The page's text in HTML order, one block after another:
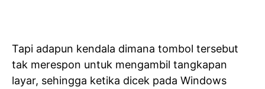
Tapi adapun kendala dimana tombol tersebut
tak merespon untuk mengambil tangkapan
layar, sehingga ketika dicek pada Windows